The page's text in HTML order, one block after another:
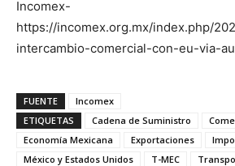
Incomex-
https://incomex.org.mx/index.php/
intercambio-comercial-con-eu-via-
FUENTE
Incomex
ETIQUETAS
Cadena de Suministro
Economía Mexicana
Exportaciones
México y Estados Unidos
T-MEC